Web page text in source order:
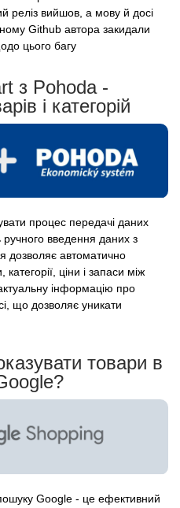
реліз вийшов, а мову й досі
Github автора закидали
цього багу
з Pohoda -
і категорій
процес передачі даних
ручного введення даних з
дозволяє автоматично
ціни і запаси між
інформацію про
що дозволяє уникати
товари в
Google - це ефективний